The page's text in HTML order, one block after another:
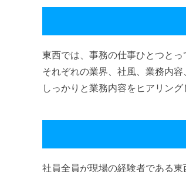
東西では、事務の仕事ひとつとっ
それぞれの業界、社風、業務内容
しっかりと業務内容をヒアリン
社員全員が現場の経験者である